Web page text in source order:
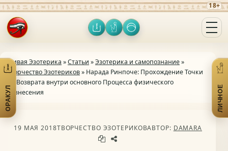
ОракулЛичноеВключить тёмную тему
18+
Открыть меню
ЛИЧНОЕ
ОРАКУЛОткрыть практики
Живая Эзотерика »Статьи »Эзотерика и самопознание»
Творчество Эзотериков» Нарада Ринпоче: Прохождение Точки
не Возврата внутри основного Процесса физического
Вознесения
19 МАЯ 2018ТВОРЧЕСТВО ЭЗОТЕРИКОВАВТОР: DAMARA